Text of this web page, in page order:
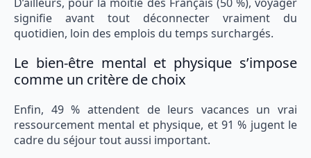
signifie avant tout déconnecter vraiment du
quotidien, loin des emplois du temps surchargés.
Le bien-être mental et physique s’impose
comme un critère de choix
Enfin, 49 % attendent de leurs vacances un vrai
ressourcement mental et physique, et 91 % jugent le
cadre du séjour tout aussi important.